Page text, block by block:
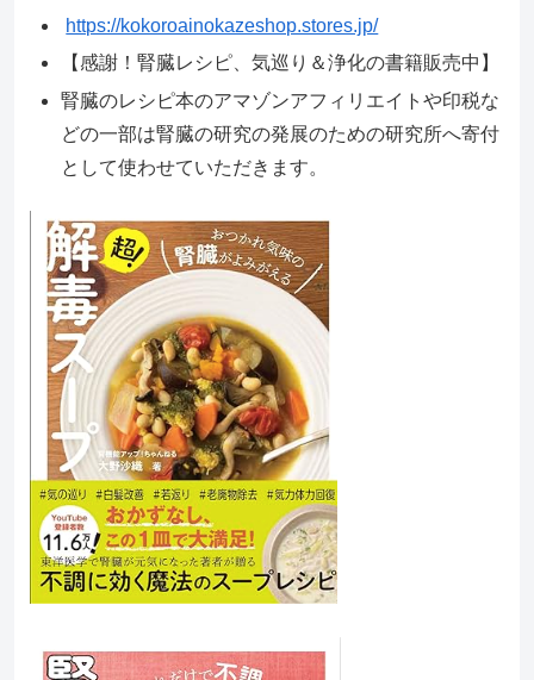
https://kokoroainokazeshop.stores.jp/
【感謝！腎臓レシピ、気巡り＆浄化の書籍販売中】
腎臓のレシピ本のアマゾンアフィリエイトや印税な
どの一部は腎臓の研究の発展のための研究所へ寄付
として使わせていただきます。